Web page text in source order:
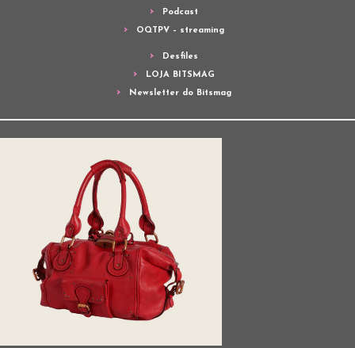
Podcast
OQTPV – streaming
Desfiles
LOJA BITSMAG
Newsletter do Bitsmag